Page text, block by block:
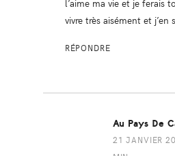
l’aime ma vie et je ferais
vivre très aisément et j’en
RÉPONDRE
Au Pays De
21 JANVIER